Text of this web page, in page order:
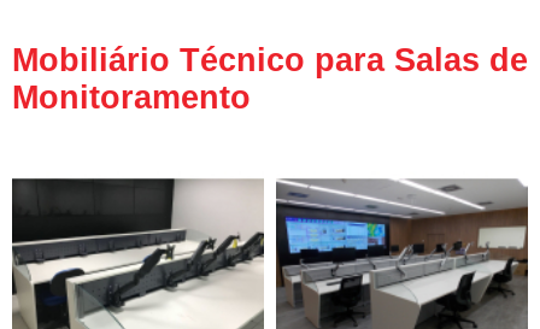
Mobiliário Técnico para Salas de
Monitoramento